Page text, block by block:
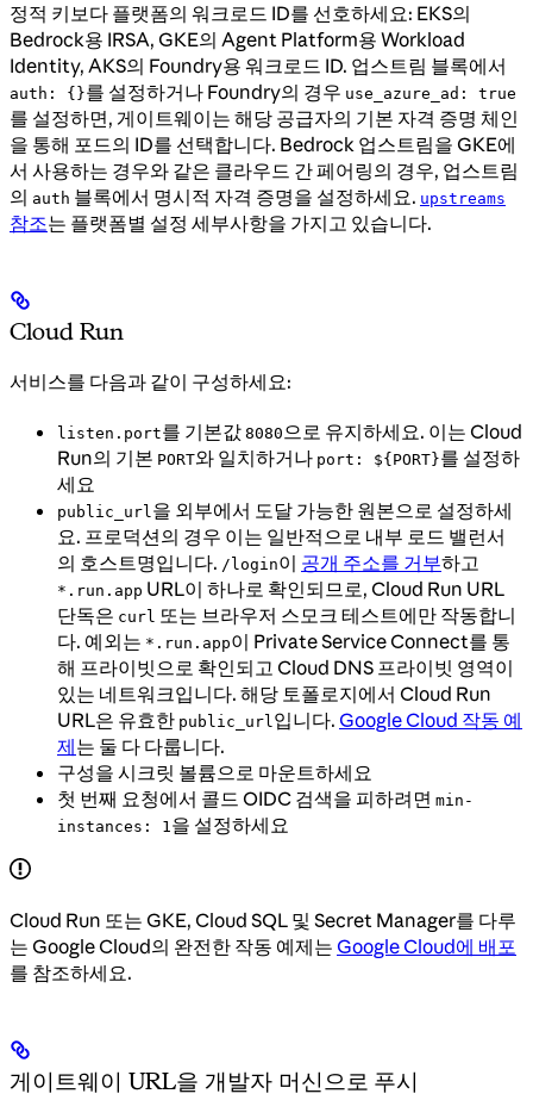
정적 키보다 플랫폼의 워크로드 ID를 선호하세요: EKS의
Bedrock용 IRSA, GKE의 Agent Platform용 Workload
Identity, AKS의 Foundry용 워크로드 ID. 업스트림 블록에서
auth: {}를 설정하거나 Foundry의 경우 use_azure_ad: true
를 설정하면, 게이트웨이는 해당 공급자의 기본 자격 증명 체인
을 통해 포드의 ID를 선택합니다. Bedrock 업스트림을 GKE에
서 사용하는 경우와 같은 클라우드 간 페어링의 경우, 업스트림
의 auth 블록에서 명시적 자격 증명을 설정하세요. upstreams
참조는 플랫폼별 설정 세부사항을 가지고 있습니다.
Cloud Run
서비스를 다음과 같이 구성하세요:
listen.port를 기본값 8080 으로 유지하세요. 이는 Cloud
Run의 기본 PORT와 일치하거나 port: ${PORT}를 설정하
세요
public_url 을 외부에서 도달 가능한 원본으로 설정하세
요. 프로덕션의 경우 이는 일반적으로 내부 로드 밸런서
의 호스트명입니다. /login이 공개 주소를 거부하고
*.run.app URL이 하나로 확인되므로, Cloud Run URL
단독은 curl 또는 브라우저 스모크 테스트에만 작동합니
다. 예외는 *.run.app이 Private Service Connect를 통
해 프라이빗으로 확인되고 Cloud DNS 프라이빗 영역이
있는 네트워크입니다. 해당 토폴로지에서 Cloud Run
URL은 유효한 public_url 입니다. Google Cloud 작동 예
제는 둘 다 다룹니다.
구성을 시크릿 볼륨으로 마운트하세요
첫 번째 요청에서 콜드 OIDC 검색을 피하려면 min-
instances: 1 을 설정하세요
Cloud Run 또는 GKE, Cloud SQL 및 Secret Manager를 다루
는 Google Cloud의 완전한 작동 예제는 Google Cloud에 배포
를 참조하세요.
게이트웨이 URL을 개발자 머신으로 푸시